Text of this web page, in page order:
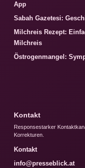
App
Sabah Gazetesi:
Milchreis Rezept:
Milchreis
Östrogenmangel:
Kontakt
Responsestarker
Korrekturen.
Kontakt
info@presseblick.at